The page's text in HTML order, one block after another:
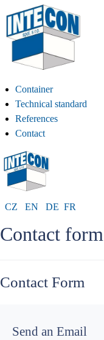
Container
Technical standard
References
Contact
CZ EN DE FR
Contact form
Contact Form
Send an Email